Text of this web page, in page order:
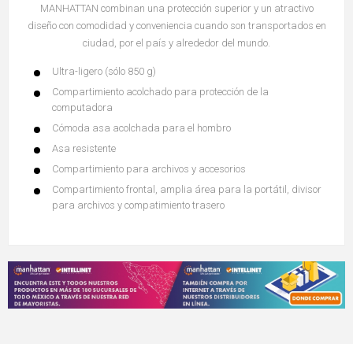
MANHATTAN combinan una protección superior y un atractivo
diseño con comodidad y conveniencia cuando son transportados en
ciudad, por el país y alrededor del mundo.
Ultra-ligero (sólo 850 g)
Compartimiento acolchado para protección de la
computadora
Cómoda asa acolchada para el hombro
Asa resistente
Compartimiento para archivos y accesorios
Compartimiento frontal, amplia área para la portátil, divisor
para archivos y compatimiento trasero